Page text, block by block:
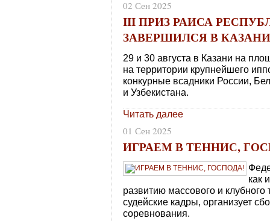
02 Сен 2025
III ПРИЗ РАИСА
ЗАВЕРШИЛСЯ В
29 и 30 августа в Казани на
на территории крупнейшего
конкурные всадники России,
и Узбекистана.
Читать далее
01 Сен 2025
ИГРАЕМ В ТЕННИС,
как
развитию массового и клубного
судейские кадры, организует
соревнования.